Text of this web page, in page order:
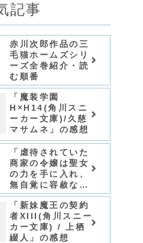
記事
赤川次郎作品の三
毛猫ホームズシリ
ーズ全巻紹介・読
む順番
「魔装学園
H×H14(角川スニ
ーカー文庫)/久慈
マサムネ」の感想
「虐待されていた
商家の令嬢は聖女
の力を手に入れ、
無自覚に容赦なく
逆襲する/てんてん
どんどん」シリー
ズ全巻のあらす
じ・感想
「新妹魔王の契約
者XIII(角川スニー
カー文庫) / 上栖
綴人」の感想